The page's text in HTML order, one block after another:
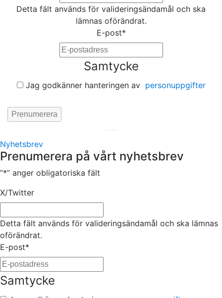
Detta fält används för valideringsändamål och ska
lämnas oförändrat.
E-post*
Samtycke
Jag godkänner hanteringen av personuppgifter
Nyhetsbrev
Prenumerera på vårt nyhetsbrev
”*” anger obligatoriska fält
X/Twitter
Detta fält används för valideringsändamål och ska lämnas
oförändrat.
E-post*
Samtycke